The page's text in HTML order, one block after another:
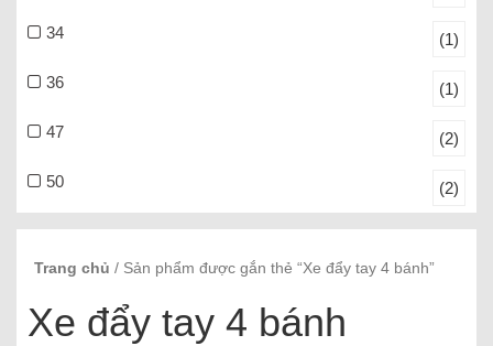
34 (1)
36 (1)
47 (2)
50 (2)
Trang chủ / Sản phẩm được gắn thẻ “Xe đẩy tay 4 bánh”
Xe đẩy tay 4 bánh